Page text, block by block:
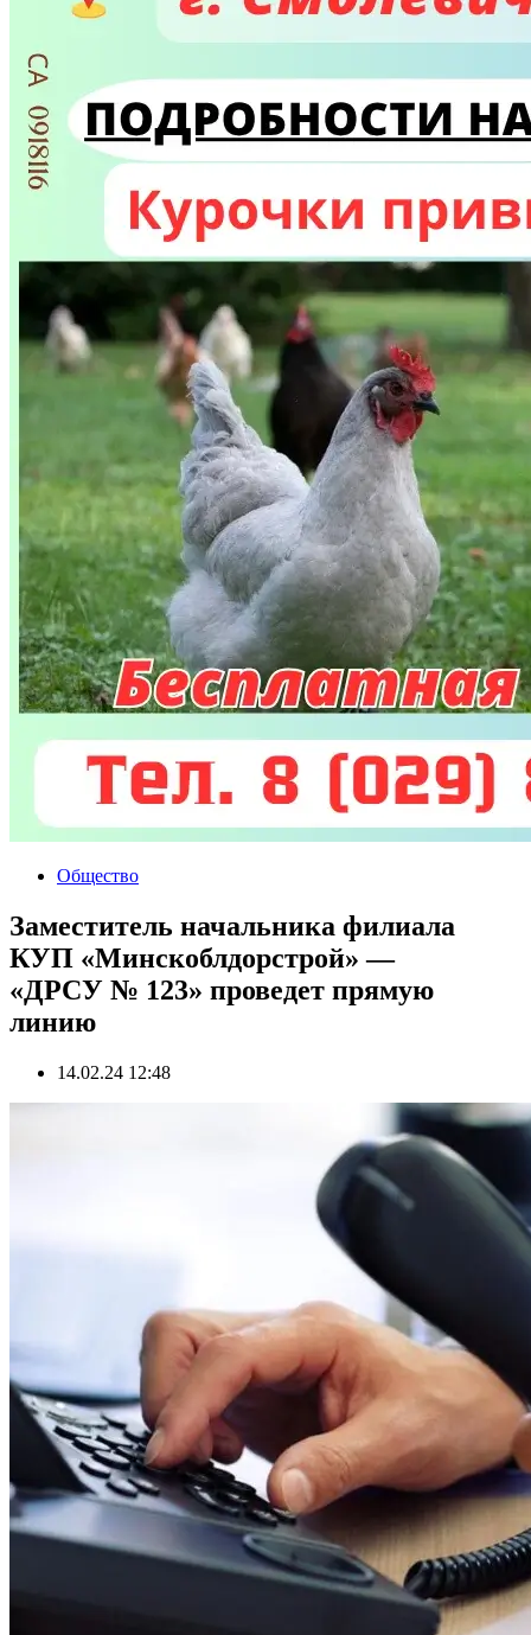
Общество
Заместитель начальника филиала
КУП «Минскоблдорстрой» —
«ДРСУ № 123» проведет прямую
линию
14.02.24 12:48